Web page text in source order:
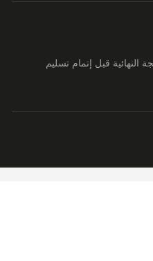
النهائية قبل إتمام تسليم